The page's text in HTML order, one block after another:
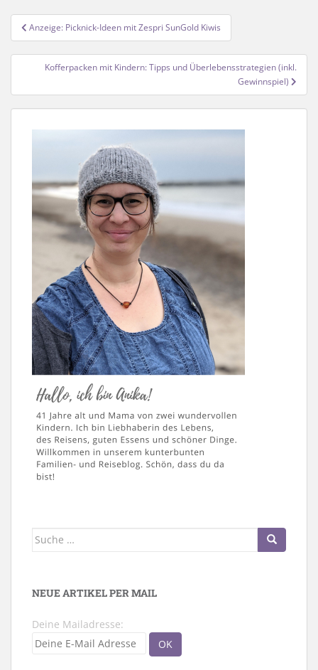
Beitragsnavigation
Anzeige: Picknick-Ideen mit Zespri SunGold Kiwis
Kofferpacken mit Kindern: Tipps und Überlebensstrategien (inkl.
Gewinnspiel)
Suche
NEUE ARTIKEL PER MAIL
Deine Mailadresse: